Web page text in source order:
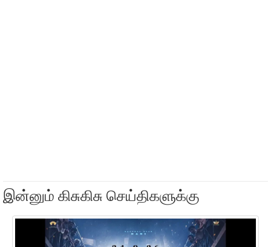
இன்னும் கிசுகிசு செய்திகளுக்கு